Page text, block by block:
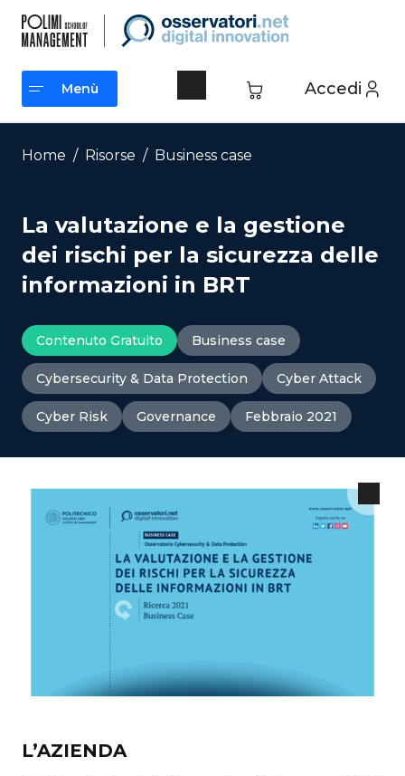
contenuto
Accedi
Menù
Menù
Home / Risorse / Business case
La valutazione e la gestione
dei rischi per la sicurezza delle
informazioni in BRT
Contenuto Gratuito Business case
Cybersecurity & Data Protection Cyber Attack
Cyber Risk Governance Febbraio 2021
L’AZIENDA